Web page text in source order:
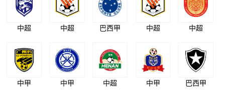
中超 中超 巴西甲 中超 中超
中甲 中甲 中超 中甲 巴西甲